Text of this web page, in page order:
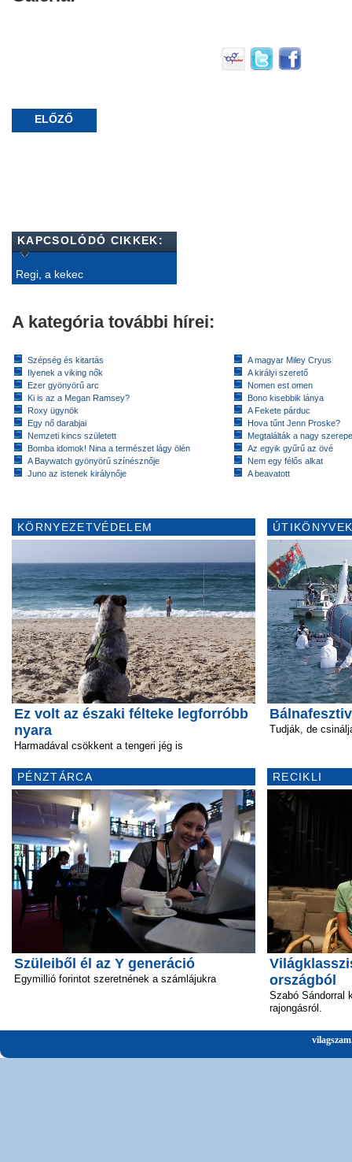
ELŐZŐ
KAPCSOLÓDÓ CIKKEK:
Regi, a kekec
A kategória további hírei:
Szépség és kitartás
Ilyenek a viking nők
Ezer gyönyörű arc
Ki is az a Megan Ramsey?
Roxy ügynök
Egy nő darabjai
Nemzeti kincs született
Bomba idomok! Nina a természet lágy ölén
A Baywatch gyönyörű színésznője
Juno az istenek királynője
A magyar Miley Cryus
A királyi szerető
Nomen est omen
Bono kisebbik lánya
A Fekete párduc
Hova tűnt Jenn Proske?
Megtalálták a nagy
Az egyik gyűrű az övé
Nem egy félős alkat
A beavatott
KÖRNYEZETVÉDELEM
Ez volt az északi félteke legforróbb
nyara
Harmadával csökkent a tengeri jég is
PÉNZTÁRCA
Szüleiből él az Y generáció
Egymillió forintot szeretnének a számlájukra
Tudják, de
RECIKLI
országból
Szabó Sándorral
rajongásról.